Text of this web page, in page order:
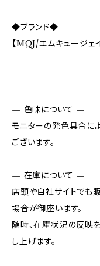
◆ブランド◆
【MQJ/エムキュージェイ
— 色味について —
モニターの発色具合に
ございます。
— 在庫について —
店頭や自社サイトでも
場合が御座います。
随時、在庫状況の反映
し上げます。